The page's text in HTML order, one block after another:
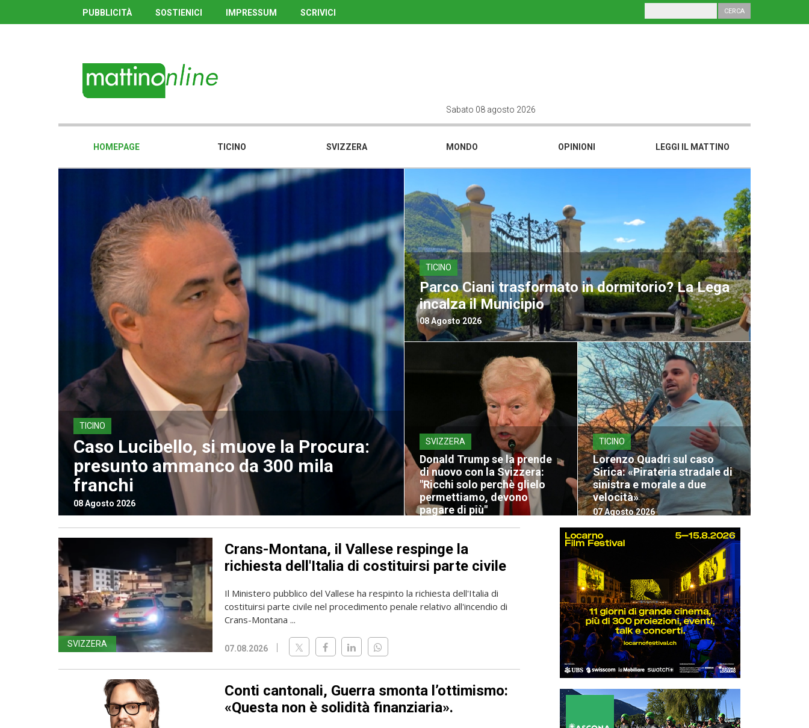
PUBBLICITÀ SOSTIENICI IMPRESSUM SCRIVICI
Sabato 08 agosto 2026
HOMEPAGE TICINO SVIZZERA MONDO OPINIONI LEGGI IL MATTINO
TICINO
Caso Lucibello, si muove la Procura:
presunto ammanco da 300 mila
franchi
08 Agosto 2026
TICINO
Parco Ciani trasformato in dormitorio? La Lega
incalza il Municipio
08 Agosto 2026
SVIZZERA
Donald Trump se la prende
di nuovo con la Svizzera:
"Ricchi solo perchè glielo
permettiamo, devono
pagare di più"
TICINO
Lorenzo Quadri sul caso
Sirica: «Pirateria stradale di
sinistra e morale a due
velocità»
07 Agosto 2026
SVIZZERA
Crans-Montana, il Vallese respinge la
richiesta dell'Italia di costituirsi parte civile
Il Ministero pubblico del Vallese ha respinto la richiesta dell'Italia di
costituirsi parte civile nel procedimento penale relativo all'incendio di
Crans-Montana ...
07.08.2026
Conti cantonali, Guerra smonta l’ottimismo:
«Questa non è solidità finanziaria».